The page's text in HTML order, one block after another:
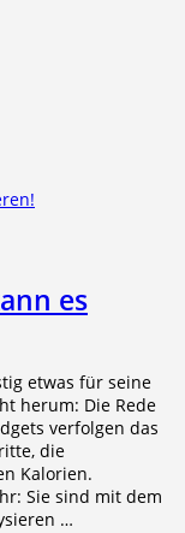
es
etwas für seine
herum: Die Rede
verfolgen das
die
Kalorien.
Sie sind mit dem
…